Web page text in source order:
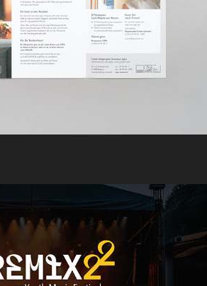
– Youth Music Festival
2023